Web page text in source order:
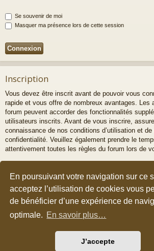
En poursuivant votre navigation sur ce
acceptez l’utilisation de cookies vous
de bénéficier d’une expérience de
optimale. En savoir plus…
J’accepte
Se souvenir de moi
Masquer ma présence lors de cette session
Inscription
Vous devez être inscrit avant de pouvoir vous
rapide et vous offre de nombreux avantages. Les
forum peuvent accorder des fonctionnalités
utilisateurs inscrits. Avant de vous inscrire,
connaissance de nos conditions d’utilisation et
confidentialité. Veuillez également prendre le
attentivement toutes les règles du forum lors de
Inscription
Accueil du forum Nous contacter
Développé parphpBB® Forum Software ©
Style parArty